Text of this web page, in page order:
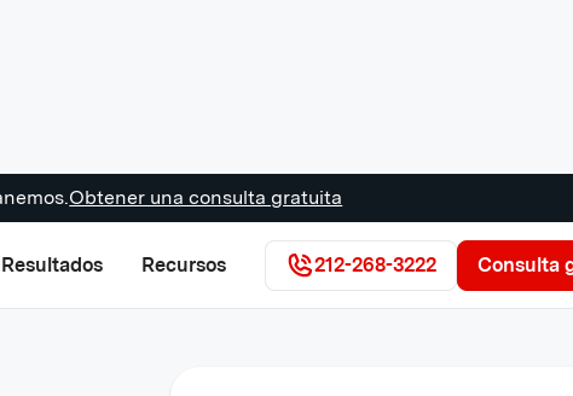
Obtener una consulta gratuita
Resultados Recursos 212-268-3222 Consulta